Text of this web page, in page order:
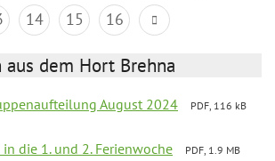
14 15 16
dem Hort Brehna
August 2024
PDF, 116 kB
die 1. und 2. Ferienwoche
PDF, 1.9 MB